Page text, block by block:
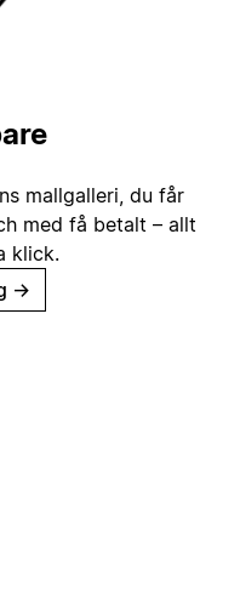
mallgalleri, du får
med få betalt – allt
klick.
→